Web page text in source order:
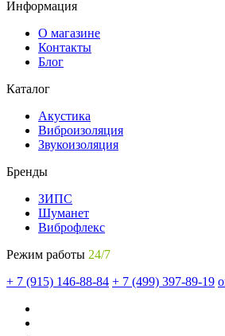
Информация
О магазине
Контакты
Блог
Каталог
Акустика
Виброизоляция
Звукоизоляция
Бренды
ЗИПС
Шуманет
Виброфлекс
Режим работы 24/7
+ 7 (915) 146-88-84 + 7 (499) 397-89-19